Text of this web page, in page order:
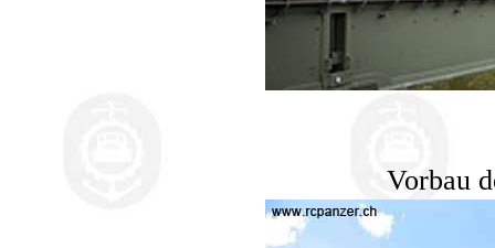
Vorbau